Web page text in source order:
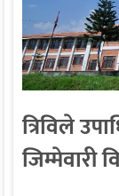
त्रिविले
जिम्मेवारी